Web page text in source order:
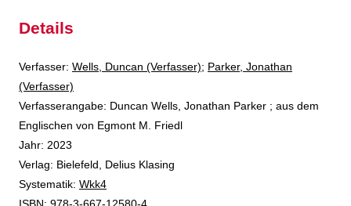
Details
Verfasser: Suche nach diesem Verfasser
Wells, Duncan (Verfasser); Parker, Jonathan
(Verfasser)
Verfasserangabe: Duncan Wells, Jonathan Parker ; aus dem
Englischen von Egmont M. Friedl
Jahr: 2023
Verlag: Bielefeld, Delius Klasing
opens in new tab
Diesen Link in neuem Tab öffnen
Systematik: Suche nach dieser Systematik
Wkk4